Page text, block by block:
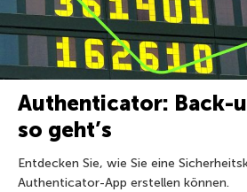
Authenticator: Back-
so geht’s
Entdecken Sie, wie Sie eine
Authenticator-App erstellen können.